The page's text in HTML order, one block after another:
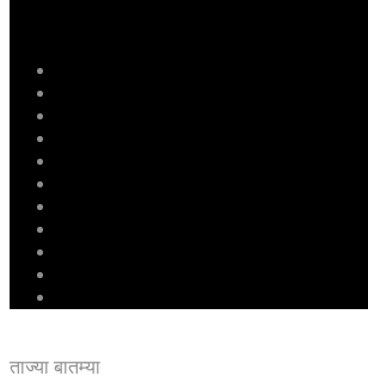
ताज्या बातम्या